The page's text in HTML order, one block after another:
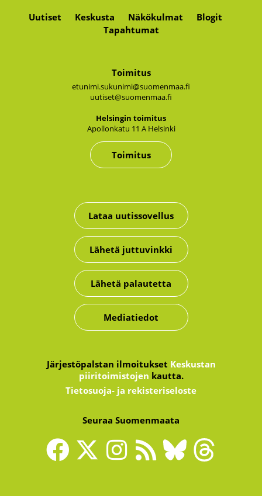
Uutiset Keskusta Näkökulmat
Blogit
Tapahtumat
Toimitus
etunimi.sukunimi@suomenmaa.fi
uutiset@suomenmaa.fi
Hel­sin­gin toi­mi­tus
Apol­lon­ka­tu 11 A Hel­sin­ki
Toimitus
Lataa uutissovellus
Lähetä juttuvinkki
Lähetä palautetta
Mediatiedot
Järjestöpalstan ilmoitukset Keskustan
piiritoimistojen kautta.
Tietosuoja- ja rekisteriseloste
Seuraa Suomenmaata